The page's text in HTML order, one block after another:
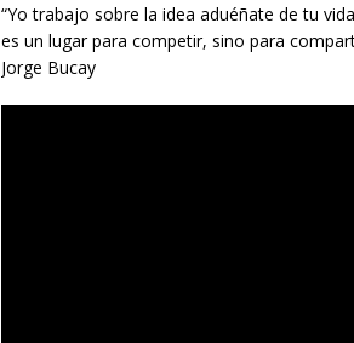
“Yo trabajo sobre la idea aduéñate de tu
es un lugar para competir, sino para
Jorge Bucay